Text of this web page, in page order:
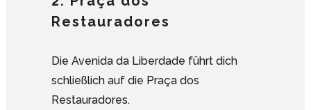
Restauradores
Die Avenida da Liberdade führt dich
schließlich auf die Praça dos
Restauradores.